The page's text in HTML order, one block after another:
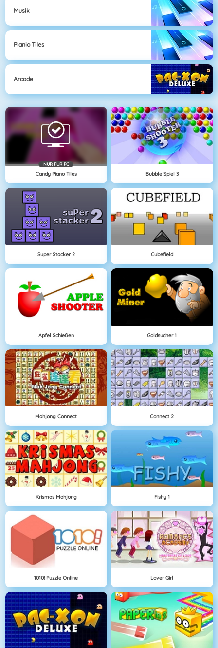
Musik
Pianio Tiles
Arcade
NÜR FÜR PC
Candy Piano Tiles Bubble Spiel 3
Super Stacker 2 Cubefield
Apfel Schießen Goldsucher 1
Mahjong Connect Connect 2
Krismas Mahjong Fishy 1
1010! Puzzle Online Lover Girl